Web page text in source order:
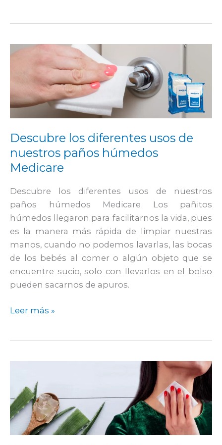
Descubre los diferentes usos de
nuestros paños húmedos
Medicare
Descubre los diferentes usos de nuestros
paños húmedos Medicare Los pañitos
húmedos llegaron para facilitarnos la vida, pues
es la manera más rápida de limpiar nuestras
manos, cuando no podemos lavarlas, las bocas
de los bebés al comer o algún objeto que se
encuentre sucio, solo con llevarlos en el bolso
pueden sacarnos de apuros.
Descubre
diferentes
usos
de
nuestros
húmedos
Medicare
Leer más »
cuidar
tu
piel
con